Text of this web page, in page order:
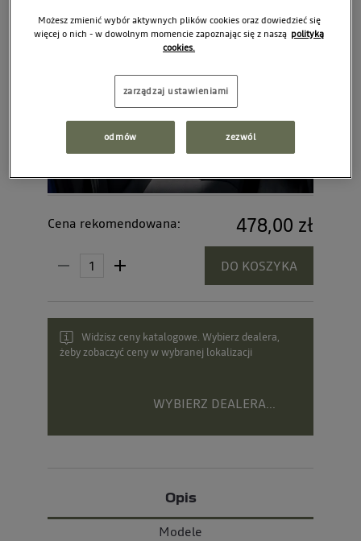
Cena rekomendowana: 478,00 zł
DO KOSZYKA
Widzisz ceny katalogowe. Wybierz dealera,
żeby zobaczyć ceny w wybranej lokalizacji
WYBIERZ DEALERA...
Opis
Modele
Możesz zmienić wybór aktywnych plików cookies oraz dowiedzieć się
więcej o nich - w dowolnym momencie zapoznając się z naszą polityką
cookies.
zarządzaj ustawieniami
odmów zezwól